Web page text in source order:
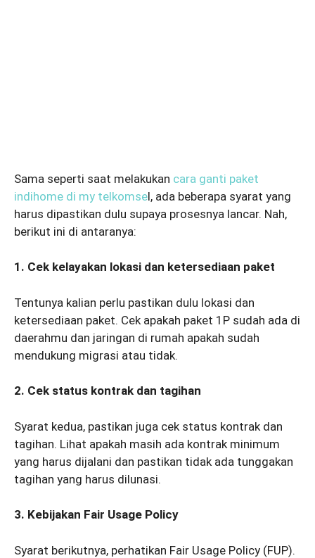
Sama seperti saat melakukan cara ganti paket
indihome di my telkomsel, ada beberapa syarat yang
harus dipastikan dulu supaya prosesnya lancar. Nah,
berikut ini di antaranya:
1. Cek kelayakan lokasi dan ketersediaan paket
Tentunya kalian perlu pastikan dulu lokasi dan
ketersediaan paket. Cek apakah paket 1P sudah ada di
daerahmu dan jaringan di rumah apakah sudah
mendukung migrasi atau tidak.
2. Cek status kontrak dan tagihan
Syarat kedua, pastikan juga cek status kontrak dan
tagihan. Lihat apakah masih ada kontrak minimum
yang harus dijalani dan pastikan tidak ada tunggakan
tagihan yang harus dilunasi.
3. Kebijakan Fair Usage Policy
Syarat berikutnya, perhatikan Fair Usage Policy (FUP).